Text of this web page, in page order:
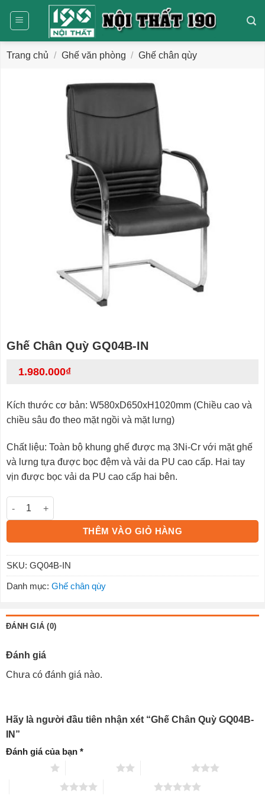
dung
Trang chủ / Ghế văn phòng / Ghế chân qùy
Ghế Chân Quỳ GQ04B-IN
1.980.000₫
Kích thước cơ bản: W580xD650xH1020mm (Chiều cao và
chiều sâu đo theo mặt ngồi và mặt lưng)
Chất liệu: Toàn bộ khung ghế được mạ 3Ni-Cr với mặt ghế
và lưng tựa được bọc đệm và vải da PU cao cấp. Hai tay
vịn được bọc vải da PU cao cấp hai bên.
Ghế Chân Quỳ GQ04B-IN số lượng
THÊM VÀO GIỎ HÀNG
SKU: GQ04B-IN
Danh mục: Ghế chân qùy
ĐÁNH GIÁ (0)
Đánh giá
Chưa có đánh giá nào.
Hãy là người đầu tiên nhận xét “Ghế Chân Quỳ GQ04B-
IN”
Đánh giá của bạn *